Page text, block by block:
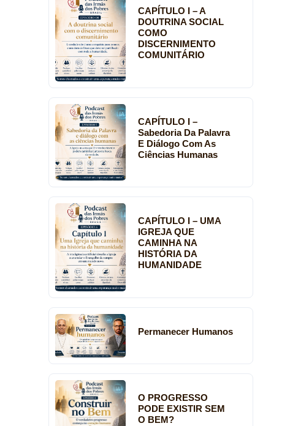
CAPÍTULO I – A
DOUTRINA SOCIAL
COMO
DISCERNIMENTO
COMUNITÁRIO
CAPÍTULO I –
Sabedoria Da Palavra
E Diálogo Com As
Ciências Humanas
CAPÍTULO I – UMA
IGREJA QUE
CAMINHA NA
HISTÓRIA DA
HUMANIDADE
Permanecer Humanos
O PROGRESSO
PODE EXISTIR SEM
O BEM?